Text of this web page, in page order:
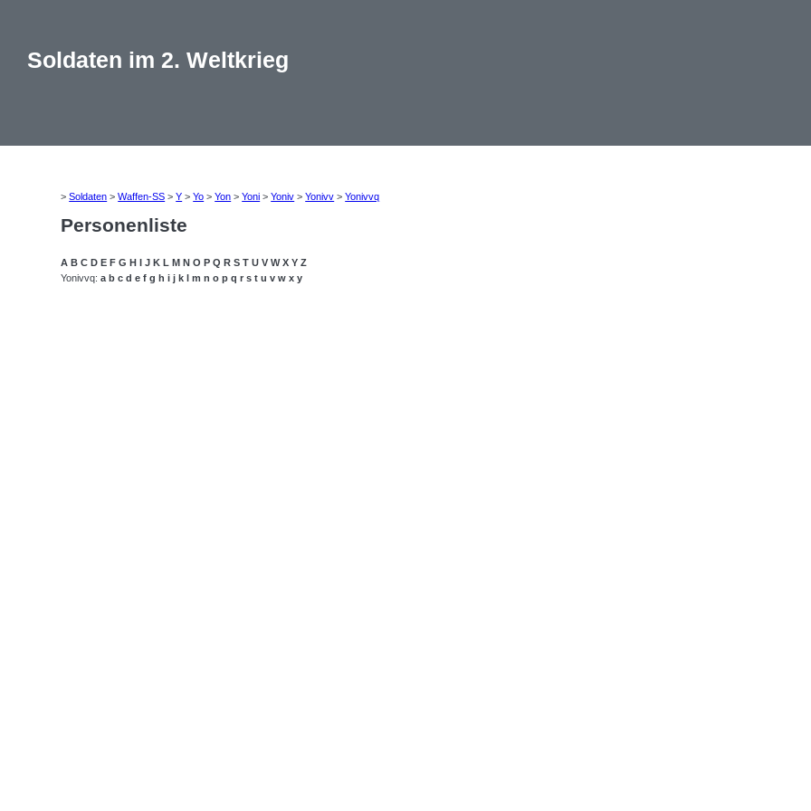
Soldaten im 2. Weltkrieg
>Soldaten >Waffen-SS >Y >Yo >Yon >Yoni >Yoniv >Yonivv >Yonivvq
Personenliste
A B C D E F G H I J K L M N O P Q R S T U V W X Y Z
Yonivvq:a b c d e f g h i j k l m n o p q r s t u v w x y